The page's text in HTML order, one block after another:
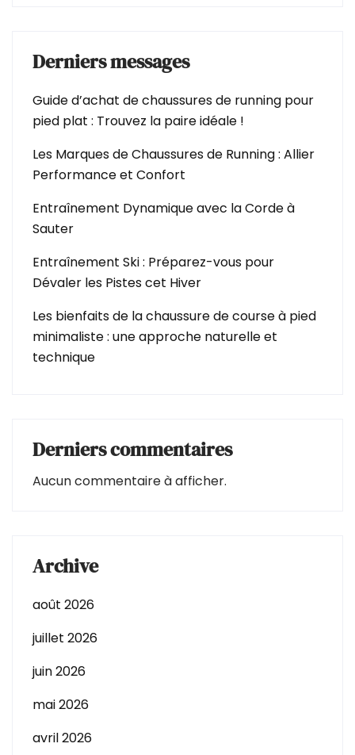
Derniers messages
Guide d’achat de chaussures de running pour
pied plat : Trouvez la paire idéale !
Les Marques de Chaussures de Running : Allier
Performance et Confort
Entraînement Dynamique avec la Corde à
Sauter
Entraînement Ski : Préparez-vous pour
Dévaler les Pistes cet Hiver
Les bienfaits de la chaussure de course à pied
minimaliste : une approche naturelle et
technique
Derniers commentaires
Aucun commentaire à afficher.
Archive
août 2026
juillet 2026
juin 2026
mai 2026
avril 2026